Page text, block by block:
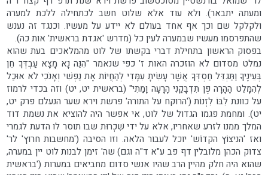
ומעתה יתבאר). ולא עוד אלא שלוט חשב לכתחילה ללכת למערה
ולקלקל שם וכך אף אחד בעולם לא יידע על מעשיו. וכנגד זה נענש
שהתפרסמו מעשיו שבמערה לעין כל (מדרש 'אגדת בראשית' אות כה).
בפסוק הראשון בתחילת דברי בקשתו של לוט מהמלאכים בעת שהוא
נמלט מסדום לא הוזכרה האות ז' כפי שנאמר "הִנֵּה נָא מָצָא עַבְדְּךָ חֵן
בְּעֵינֶיךָ וַתַּגְדֵּל חַסְדְּךָ אֲשֶׁר עָשִׂיתָ עִמָּדִי לְהַחֲיוֹת אֶת נַפְשִׁי וְאָנֹכִי לֹא אוּכַל
לְהִמָּלֵט הָהָרָה פֶּן תִּדְבָּקַנִי הָרָעָה וָמַתִּי" (בראשית יט, יט) וזה בכדי לרמוז
על כוונת לִבּוֹ לִזְנוֹת ('הרוקח על התורה' פרשת וירא שער הנעלם פרק יט,
יט). ומחמת פגמו הגדול של לוט, אי אפשר היה להוציא את נשמת דוד
המלך ממנו לזרע שאחריו, אלא על ידי שִׁכְרוּת שבו תוסר לו הדעת לגמרי
ואז 'הניצוֹץ הקדוֹש' יוכל לעבור הלאה. וזו הסיבה ('מחשבות חרוץ' לר'
צדוק הכהן מלובלין דף פב ע"א ד"ה וגם) שה' זימן לבנות לוט יין במערה,
שהוא היה חלק מהיין הרב שהיו אנשי סדום מחביאים במערות ('בראשית